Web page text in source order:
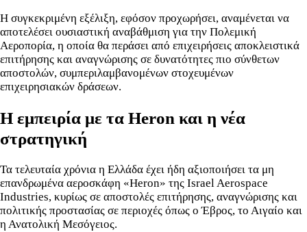
Η συγκεκριμένη εξέλιξη, εφόσον προχωρήσει, αναμένεται να
αποτελέσει ουσιαστική αναβάθμιση για την Πολεμική
Αεροπορία, η οποία θα περάσει από επιχειρήσεις αποκλειστικά
επιτήρησης και αναγνώρισης σε δυνατότητες πιο σύνθετων
αποστολών, συμπεριλαμβανομένων στοχευμένων
επιχειρησιακών δράσεων.
Η εμπειρία με τα Heron και η νέα
στρατηγική
Τα τελευταία χρόνια η Ελλάδα έχει ήδη αξιοποιήσει τα μη
επανδρωμένα αεροσκάφη «Heron» της Israel Aerospace
Industries, κυρίως σε αποστολές επιτήρησης, αναγνώρισης και
πολιτικής προστασίας σε περιοχές όπως ο Έβρος, το Αιγαίο και
η Ανατολική Μεσόγειος.